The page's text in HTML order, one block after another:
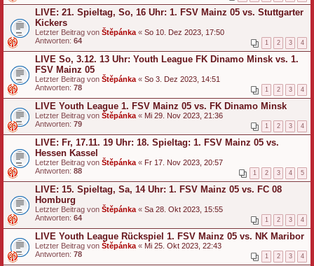
LIVE: 21. Spieltag, So, 16 Uhr: 1. FSV Mainz 05 vs. Stuttgarter
Kickers
Letzter Beitrag von Štěpánka « So 10. Dez 2023, 17:50
Antworten: 64 1 2 3 4
LIVE So, 3.12. 13 Uhr: Youth League FK Dinamo Minsk vs. 1.
FSV Mainz 05
Letzter Beitrag von Štěpánka « So 3. Dez 2023, 14:51
Antworten: 78 1 2 3 4
LIVE Youth League 1. FSV Mainz 05 vs. FK Dinamo Minsk
Letzter Beitrag von Štěpánka « Mi 29. Nov 2023, 21:36
Antworten: 79 1 2 3 4
LIVE: Fr, 17.11. 19 Uhr: 18. Spieltag: 1. FSV Mainz 05 vs.
Hessen Kassel
Letzter Beitrag von Štěpánka « Fr 17. Nov 2023, 20:57
Antworten: 88 1 2 3 4 5
LIVE: 15. Spieltag, Sa, 14 Uhr: 1. FSV Mainz 05 vs. FC 08
Homburg
Letzter Beitrag von Štěpánka « Sa 28. Okt 2023, 15:55
Antworten: 64 1 2 3 4
LIVE Youth League Rückspiel 1. FSV Mainz 05 vs. NK Maribor
Letzter Beitrag von Štěpánka « Mi 25. Okt 2023, 22:43
Antworten: 78 1 2 3 4